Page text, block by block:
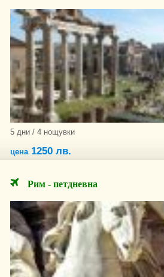
5 дни / 4 нощувки
цена 1250 лв.
Рим - петдневна